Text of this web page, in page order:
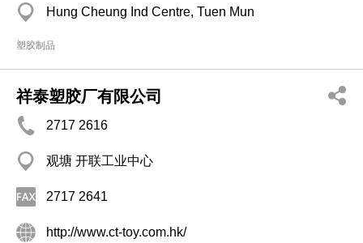
Hung Cheung Ind Centre, Tuen Mun
塑胶制品
祥泰塑胶厂有限公司
2717 2616
观塘 开联工业中心
2717 2641
http://www.ct-toy.com.hk/